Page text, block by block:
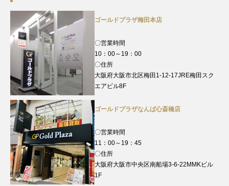
ゴールドプラザ梅田本店
〇営業時間
10：00～19：00
〇住所
大阪府大阪市北区梅田1-12-17JRE梅田スク
エアビル8F
ゴールドプラザなんば心斎橋店
〇営業時間
11：00～19：45
〇住所
大阪府大阪市中央区南船場3-6-22MMKビル
1F